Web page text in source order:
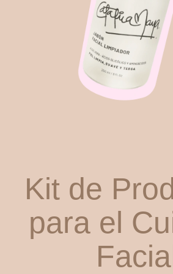
Kit de
para el